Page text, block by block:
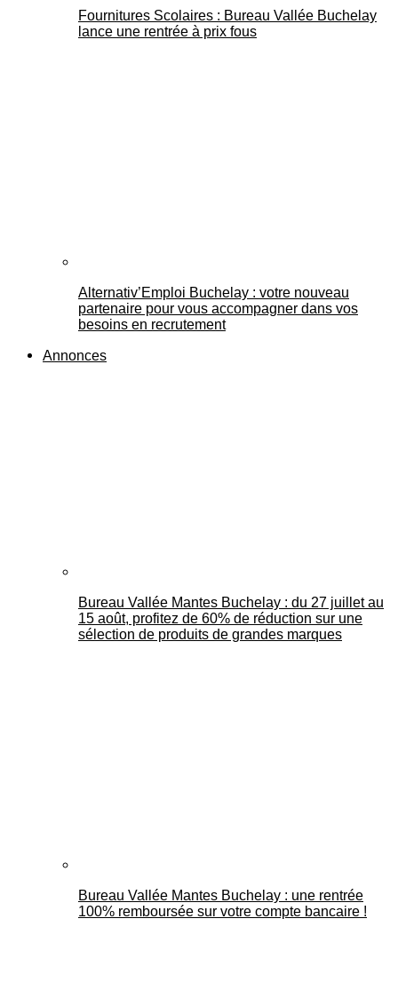
Fournitures Scolaires : Bureau Vallée Buchelay
lance une rentrée à prix fous
Alternativ’Emploi Buchelay : votre nouveau
partenaire pour vous accompagner dans vos
besoins en recrutement
Annonces
Bureau Vallée Mantes Buchelay : du 27 juillet au
15 août, profitez de 60% de réduction sur une
sélection de produits de grandes marques
Bureau Vallée Mantes Buchelay : une rentrée
100% remboursée sur votre compte bancaire !